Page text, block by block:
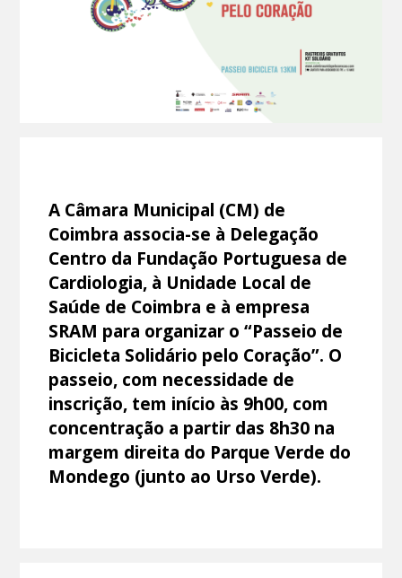
A Câmara Municipal (CM) de
Coimbra associa-se à Delegação
Centro da Fundação Portuguesa de
Cardiologia, à Unidade Local de
Saúde de Coimbra e à empresa
SRAM para organizar o “Passeio de
Bicicleta Solidário pelo Coração”. O
passeio, com necessidade de
inscrição, tem início às 9h00, com
concentração a partir das 8h30 na
margem direita do Parque Verde do
Mondego (junto ao Urso Verde).